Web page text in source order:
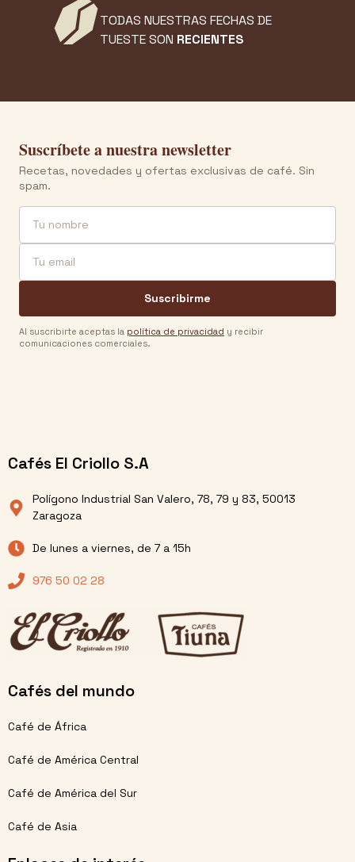
TODAS NUESTRAS FECHAS DE
TUESTE SON RECIENTES
Suscríbete a nuestra newsletter
Recetas, novedades y ofertas exclusivas de café. Sin
spam.
Suscribirme
Al suscribirte aceptas la política de privacidad y recibir
comunicaciones comerciales.
Cafés El Criollo S.A
Polígono Industrial San Valero, 78, 79 y 83, 50013
Zaragoza
De lunes a viernes, de 7 a 15h
976 50 02 28
Cafés del mundo
Café de África
Café de América Central
Café de América del Sur
Café de Asia